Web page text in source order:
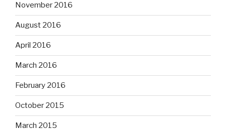
November 2016
August 2016
April 2016
March 2016
February 2016
October 2015
March 2015